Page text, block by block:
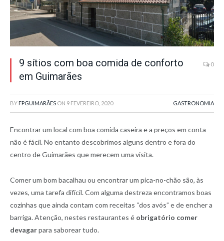
9 sítios com boa comida de conforto
em Guimarães
0
BY FPGUIMARÃES ON 9 FEVEREIRO, 2020 GASTRONOMIA
Encontrar um local com boa comida caseira e a preços em conta
não é fácil. No entanto descobrimos alguns dentro e fora do
centro de Guimarães que merecem uma visita.
Comer um bom bacalhau ou encontrar um pica-no-chão são, às
vezes, uma tarefa difícil. Com alguma destreza encontramos boas
cozinhas que ainda contam com receitas “dos avós” e de encher a
barriga. Atenção, nestes restaurantes é obrigatório comer
devagarpara saborear tudo.